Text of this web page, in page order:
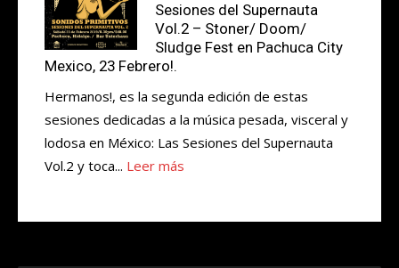
Sesiones del Supernauta
Vol.2 – Stoner/ Doom/
Sludge Fest en Pachuca City
Mexico, 23 Febrero!.
Hermanos!, es la segunda edición de estas
sesiones dedicadas a la música pesada, visceral y
lodosa en México: Las Sesiones del Supernauta
Vol.2 y toca... Leer más